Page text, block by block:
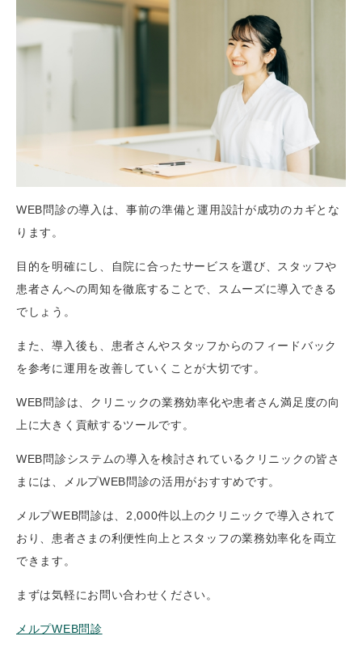
WEB問診の導入は、事前の準備と運用設計が成功のカギとな
ります。
目的を明確にし、自院に合ったサービスを選び、スタッフや
患者さんへの周知を徹底することで、スムーズに導入できる
でしょう。
また、導入後も、患者さんやスタッフからのフィードバック
を参考に運用を改善していくことが大切です。
WEB問診は、クリニックの業務効率化や患者さん満足度の向
上に大きく貢献するツールです。
WEB問診システムの導入を検討されているクリニックの皆さ
まには、メルプWEB問診の活用がおすすめです。
メルプWEB問診は、2,000件以上のクリニックで導入されて
おり、患者さまの利便性向上とスタッフの業務効率化を両立
できます。
まずは気軽にお問い合わせください。
メルプWEB問診